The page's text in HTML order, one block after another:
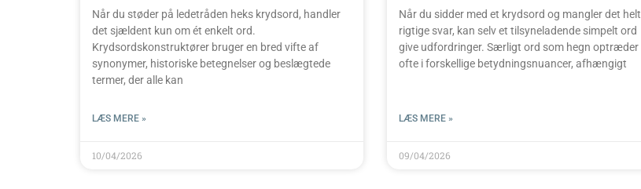
Når du støder på ledetråden heks krydsord, handler
det sjældent kun om ét enkelt ord.
Krydsordskonstruktører bruger en bred vifte af
synonymer, historiske betegnelser og beslægtede
termer, der alle kan
LÆS MERE »
10/04/2026
Når du sidder med et krydsord og mangler det helt
rigtige svar, kan selv et tilsyneladende simpelt ord
give udfordringer. Særligt ord som hegn optræder
ofte i forskellige betydningsnuancer, afhængigt
LÆS MERE »
09/04/2026